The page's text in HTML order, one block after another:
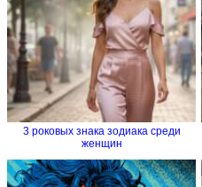
3 роковых знака зодиака среди
женщин